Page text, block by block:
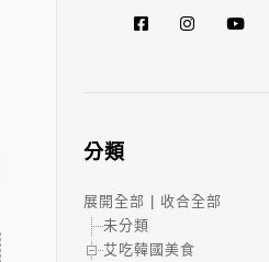
分類
展開全部
收合全部
未分類
艾吃韓國美食